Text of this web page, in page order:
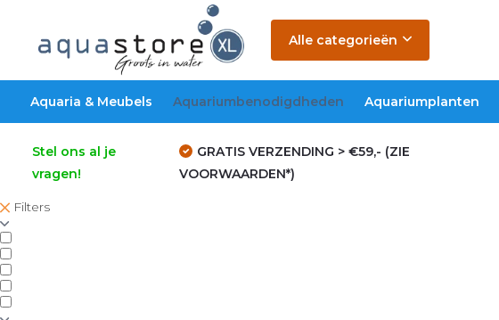
Alle categorieën
Aquaria & Meubels Aquariumbenodigdheden Aquariumplanten
Stel ons al je
vragen!
GRATIS VERZENDING > €59,- (ZIE
VOORWAARDEN*)
Filters